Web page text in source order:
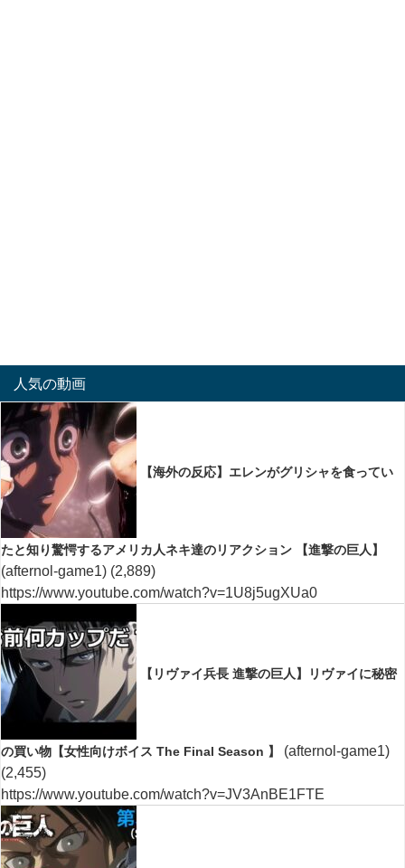
人気の動画
【海外の反応】エレンがグリシャを食ってい
たと知り驚愕するアメリカ人ネキ達のリアクション 【進撃の巨人】
(afternol-game1) (2,889)
https://www.youtube.com/watch?v=1U8j5ugXUa0
【リヴァイ兵長 進撃の巨人】リヴァイに秘密
の買い物【女性向けボイス The Final Season 】
(afternol-game1)
(2,455)
https://www.youtube.com/watch?v=JV3AnBE1FTE